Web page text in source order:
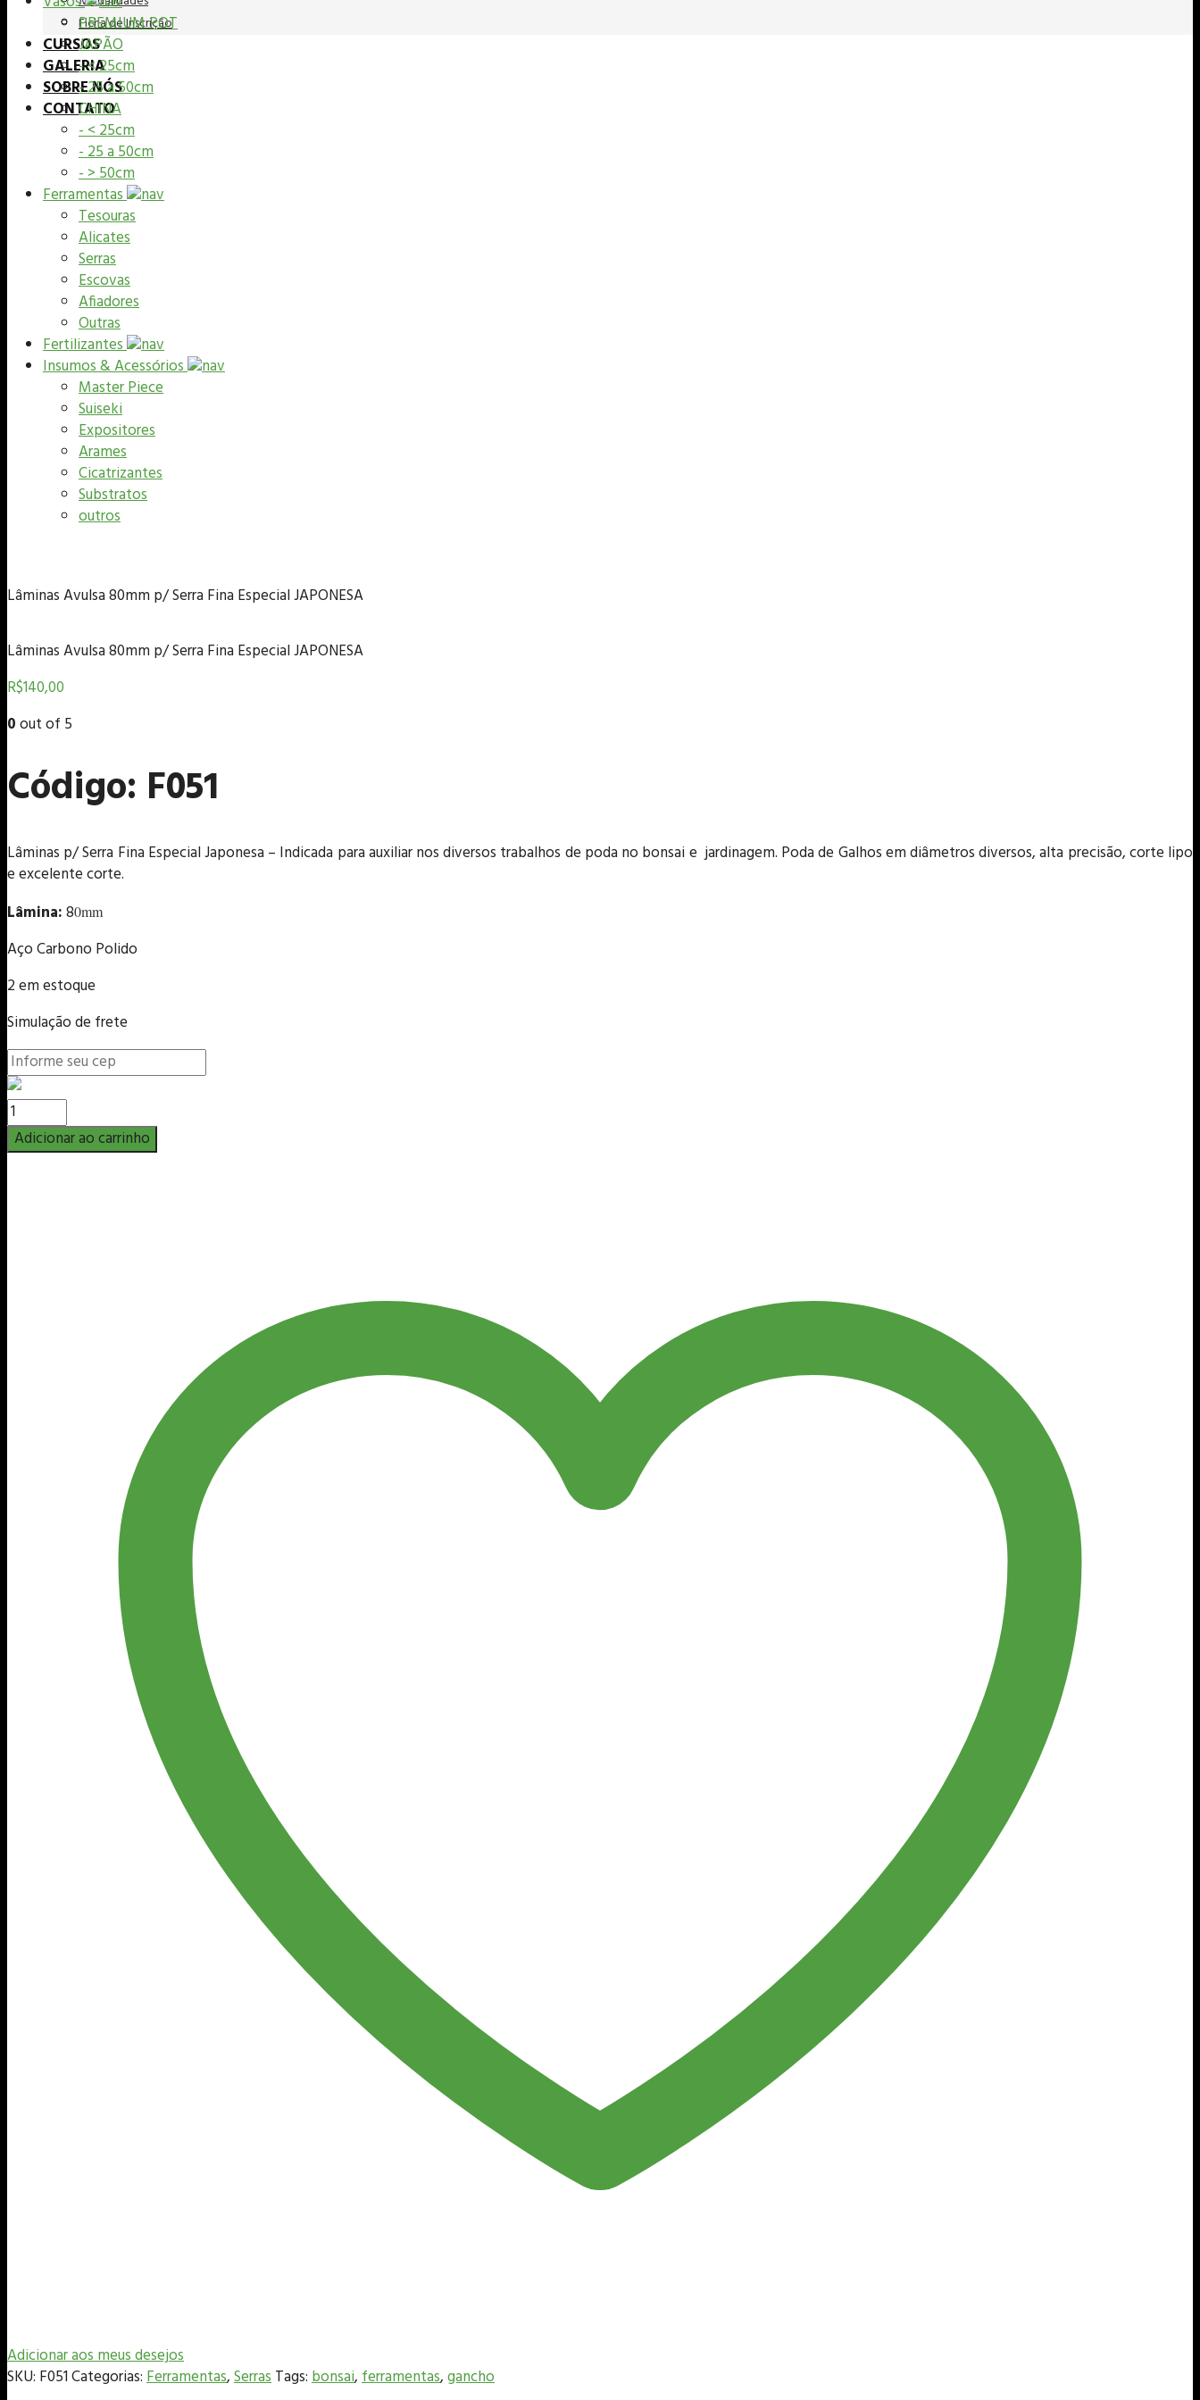
Ficha de Inscrição
CURSOS
GALERIA
SOBRE NÓS
CONTATO
PREMIUM POT
JAPÃO
- < 25cm
- 25 a 50cm
CHINA
- < 25cm
- 25 a 50cm
- > 50cm
Ferramentas
Tesouras
Alicates
Serras
Escovas
Afiadores
Outras
Fertilizantes
Insumos & Acessórios
Master Piece
Suiseki
Expositores
Arames
Cicatrizantes
Substratos
outros
Lâminas Avulsa 80mm p/ Serra Fina Especial JAPONESA
Lâminas Avulsa 80mm p/ Serra Fina Especial JAPONESA
R$140,00
0out of 5
Código: F051
Lâminas p/ Serra Fina Especial Japonesa – Indicada para auxiliar nos diversos trabalhos de poda no bonsai e jardinagem. Poda de Galhos em diâmetros diversos, alta precisão, corte lipo
e excelente corte.
Lâmina:80mm
Aço Carbono Polido
2 em estoque
Simulação de frete
Lâminas
Avulsa
80mm
Adicionar ao carrinho
Adicionar aos meus desejos
SKU: F051Categorias:Ferramentas,SerrasTags:bonsai,ferramentas,gancho